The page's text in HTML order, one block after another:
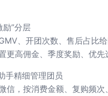
”分层
、开团次数、售后占比
更高佣金、季度奖励、优
手精细管理团员
信，按消费金额、复购频